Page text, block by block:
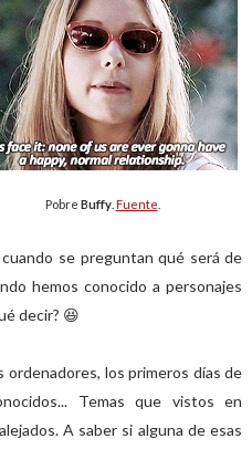
Pobre Buffy. Fuente
se preguntan qué será de
hemos conocido a personajes
decir? 😆
ordenadores, los primeros días de
Temas que vistos en
A saber si alguna de esas